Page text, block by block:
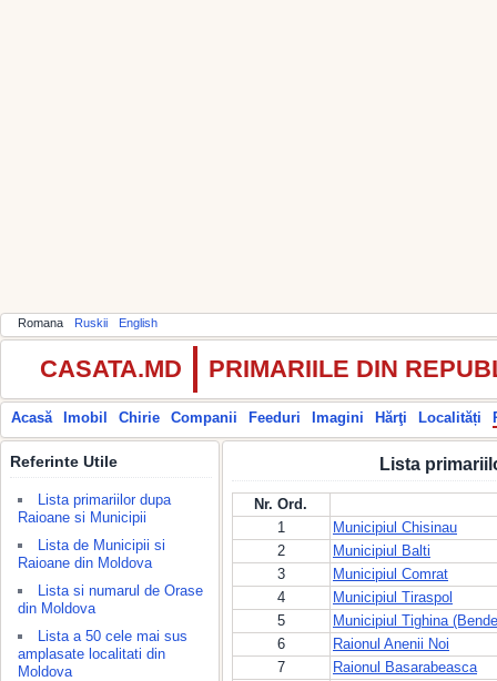
Romana Ruskii English
CASATA.MD PRIMARIILE DIN
Acasă Imobil Chirie Companii Feeduri Imagini Hărţi Localități
Referinte Utile
Lista primariilor dupa
Raioane si Municipii
Lista de Municipii si
Raioane din Moldova
Lista si numarul de Orase
din Moldova
Lista a 50 cele mai sus
amplasate localitati din
Moldova
Lista
Nr. Ord.
1
Municipiul Chisinau
2
Municipiul Balti
3
Municipiul Comrat
4
Municipiul Tiraspol
5
Municipiul Tighina
6
Raionul Anenii Noi
7
Raionul Basarabeasca